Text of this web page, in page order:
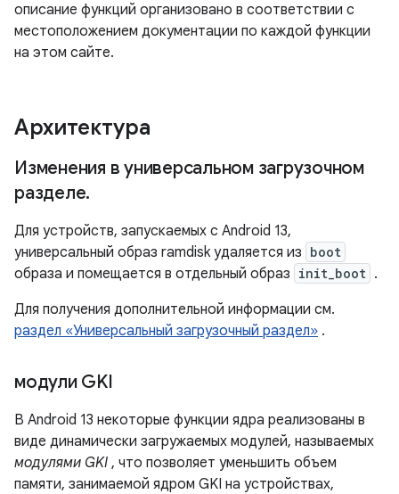
описание функций организовано в соответствии с
местоположением документации по каждой функции
на этом сайте.
Архитектура
Изменения в универсальном загрузочном
разделе.
Для устройств, запускаемых с Android 13,
универсальный образ ramdisk удаляется из boot
образа и помещается в отдельный образ init_boot .
Для получения дополнительной информации см.
раздел «Универсальный загрузочный раздел» .
модули GKI
В Android 13 некоторые функции ядра реализованы в
виде динамически загружаемых модулей, называемых
модулями GKI , что позволяет уменьшить объем
памяти, занимаемой ядром GKI на устройствах,